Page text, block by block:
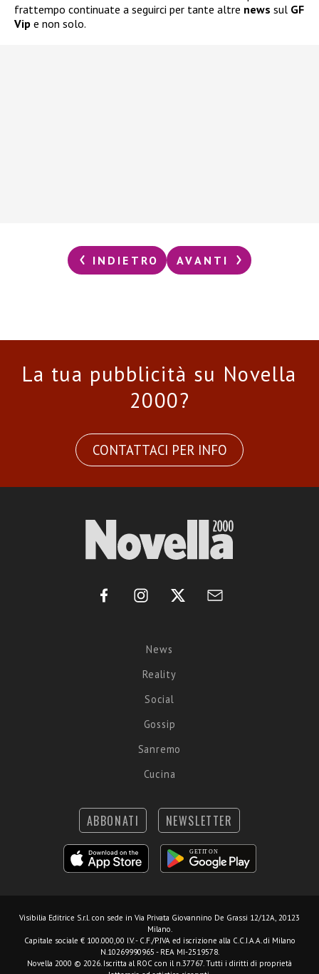
frattempo continuate a seguirci per tante altre news sul GF
Vip e non solo.
INDIETRO AVANTI
La tua pubblicità su Novella
2000?
CONTATTACI PER INFO
News
Reality
Social
Gossip
Sanremo
Cucina
ABBONATI NEWSLETTER
Visibilia Editrice S.r.l. con sede in Via Privata Giovannino De Grassi 12/12A, 20123
Milano.
Capitale sociale € 100.000,00 I.V. - C.F./P.IVA ed iscrizione alla C.C.I.A.A. di Milano
N.10269990965 - REA MI-2519578.
Novella 2000 © 2026. Iscritta al ROC con il n.37767. Tutti i diritti di proprietà